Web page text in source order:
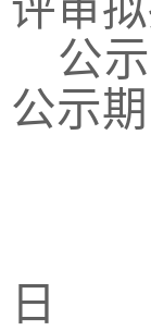
公
公示
日